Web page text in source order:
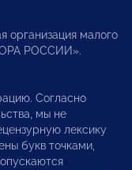
малого
РОССИИ».
Согласно
мы не
лексику
букв точками,